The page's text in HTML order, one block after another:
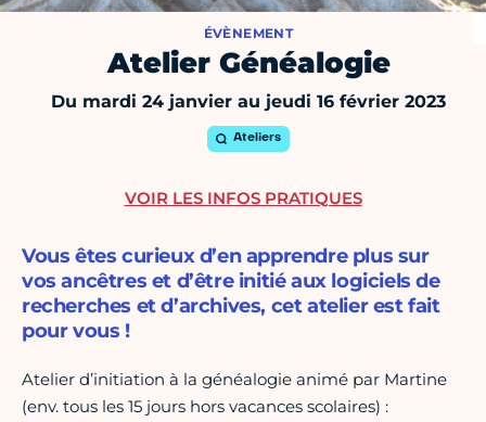
ÉVÈNEMENT
Atelier Généalogie
Du mardi 24 janvier au jeudi 16 février 2023
Ateliers
Vous êtes curieux d’en apprendre plus sur
vos ancêtres et d’être initié aux logiciels de
recherches et d’archives, cet atelier est fait
pour vous !
Atelier d’initiation à la généalogie animé par Martine
(env. tous les 15 jours hors vacances scolaires) :
VOIR LES INFOS PRATIQUES